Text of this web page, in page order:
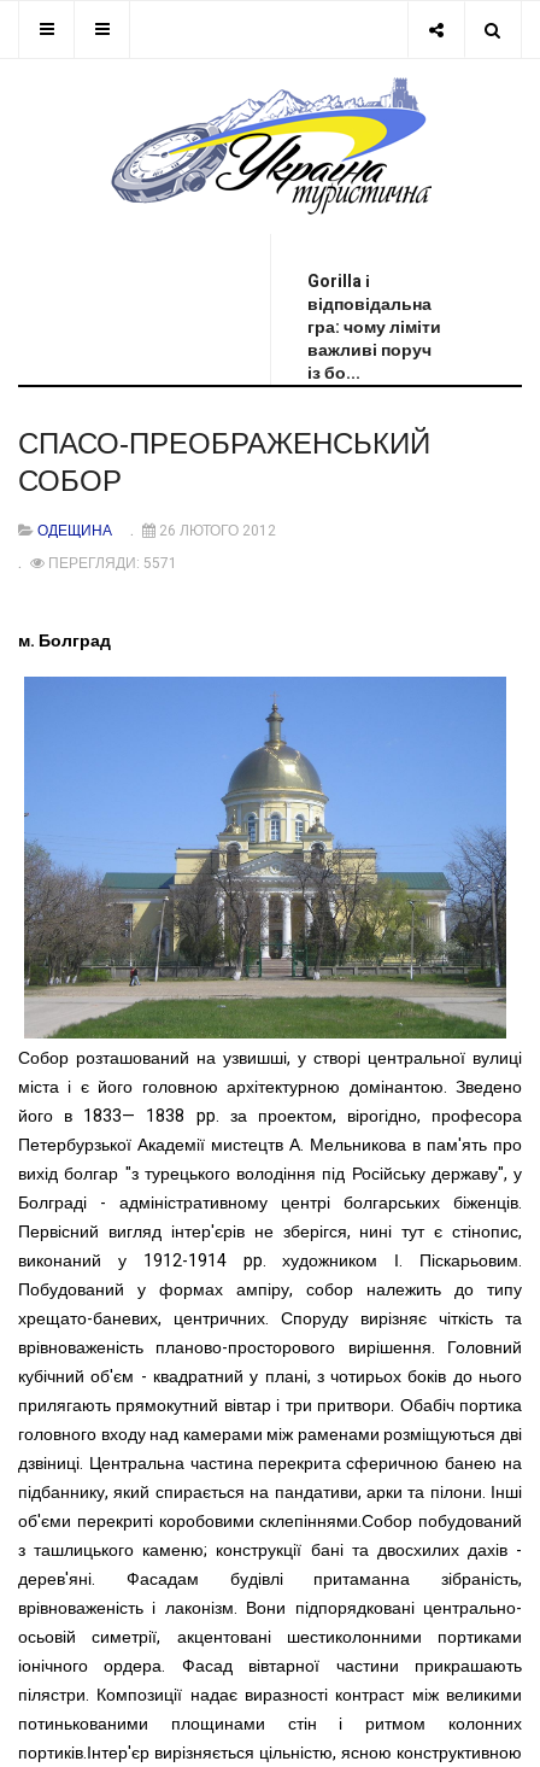
Gorilla і
відповідальна
гра: чому ліміти
важливі поруч
із бо...
СПАСО-ПРЕОБРАЖЕНСЬКИЙ
СОБОР
ОДЕЩИНА
26 ЛЮТОГО 2012
ПЕРЕГЛЯДИ: 5571
м. Болград
Собор розташований на узвишші, у створі центральної вулиці
міста і є його головною архітектурною домінантою. Зведено
його в 1833— 1838 pp. за проектом, вірогідно, професора
Петербурзької Академії мистецтв А. Мельникова в пам'ять про
вихід болгар "з турецького володіння під Російську державу", у
Болграді - адміністративному центрі болгарських біженців.
Первісний вигляд інтер'єрів не зберігся, нині тут є стінопис,
виконаний у 1912-1914 pp. художником І. Піскарьовим.
Побудований у формах ампіру, собор належить до типу
хрещато-баневих, центричних. Споруду вирізняє чіткість та
врівноваженість планово-просторового вирішення. Головний
кубічний об'єм - квадратний у плані, з чотирьох боків до нього
прилягають прямокутний вівтар і три притвори. Обабіч портика
головного входу над камерами між раменами розміщуються дві
дзвіниці. Центральна частина перекрита сферичною банею на
підбаннику, який спирається на пандативи, арки та пілони. Інші
об'єми перекриті коробовими склепіннями.Собор побудований
з ташлицького каменю; конструкції бані та двосхилих дахів -
дерев'яні. Фасадам будівлі притаманна зібраність,
врівноваженість і лаконізм. Вони підпорядковані центрально-
осьовій симетрії, акцентовані шестиколонними портиками
іонічного ордера. Фасад вівтарної частини прикрашають
пілястри. Композиції надає виразності контраст між великими
потинькованими площинами стін і ритмом колонних
портиків.Інтер'єр вирізняється цільністю, ясною конструктивною